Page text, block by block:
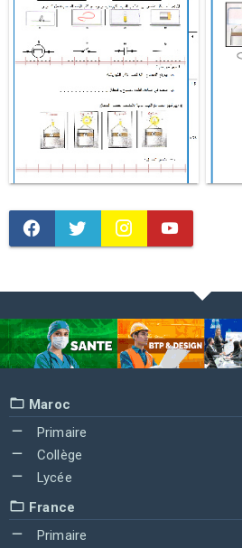
Maroc
Primaire
Collège
Lycée
France
Primaire